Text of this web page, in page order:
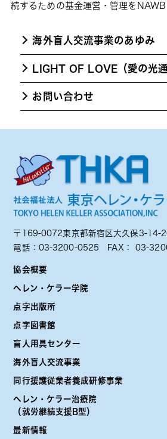
続するための基金運営・管理をNAWB
海外盲人交流事業のあゆみ
LIGHT OF LOVE（愛の光通
お問い合わせ
〒169-0072東京都新宿区大久保3-14-
電話： 03-3200-0525 FAX： 03-
協会概要
ヘレン・ケラー学院
点字出版所
点字図書館
盲人用具センター
海外盲人交流事業
同行援護従業者養成研修事業
ヘレン・ケラー治療院
（就労継続支援B型）
最新情報